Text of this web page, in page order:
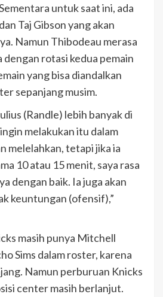
untuk saat ini, ada
Taj Gibson yang akan
Namun Thibodeau merasa
dengan rotasi kedua pemain
yang bisa diandalkan
sepanjang musim.
(Randle) lebih banyak di
melakukan itu dalam
melelahkan, tetapi jika ia
10 atau 15 menit, saya rasa
dengan baik. Ia juga akan
keuntungan (ofensif),”
masih punya Mitchell
Sims dalam roster, karena
Namun perburuan Knicks
center masih berlanjut.